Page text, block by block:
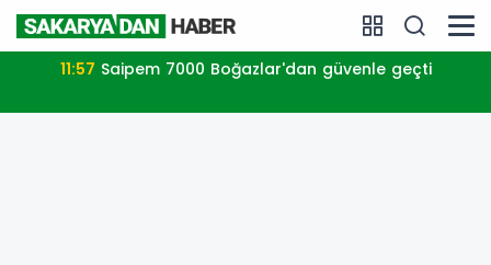
11:57 Saipem 7000 Boğazlar'dan güvenle geçti